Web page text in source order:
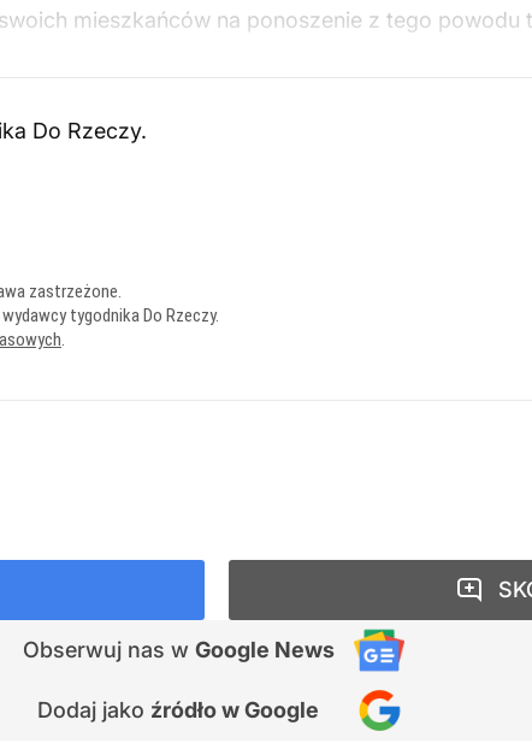
mieszkańców na ponoszenie z tego
Do Rzeczy.
zastrzeżone.
tygodnika Do Rzeczy.
.
Obserwuj nas w Google News
Dodaj jako źródło w Google